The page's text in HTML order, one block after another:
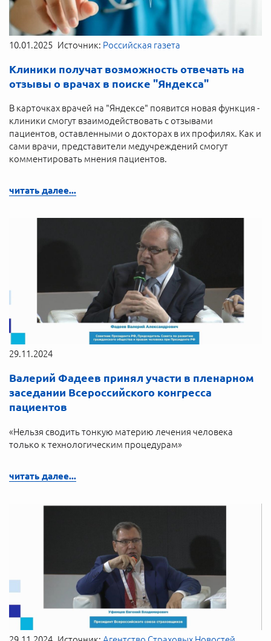
10.01.2025 Источник: Российская газета
Клиники получат возможность отвечать на
отзывы о врачах в поиске "Яндекса"
В карточках врачей на "Яндексе" появится новая функция -
клиники смогут взаимодействовать с отзывами
пациентов, оставленными о докторах в их профилях. Как и
сами врачи, представители медучреждений смогут
комментировать мнения пациентов.
читать далее...
29.11.2024
Валерий Фадеев принял участи в пленарном
заседании Всероссийского конгресса
пациентов
«Нельзя сводить тонкую материю лечения человека
только к технологическим процедурам»
читать далее...